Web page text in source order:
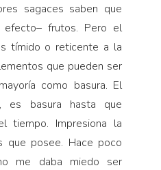
sagaces saben que
frutos. Pero el
tímido o reticente a la
que pueden ser
como basura. El
es basura hasta que
tiempo. Impresiona la
que posee. Hace poco
me daba miedo ser